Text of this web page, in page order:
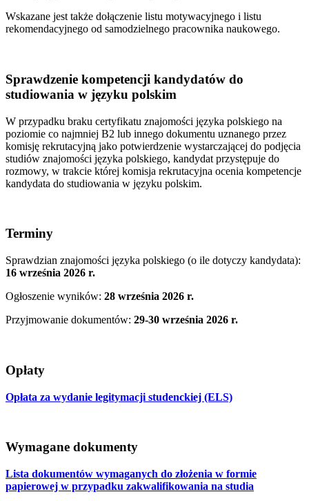
Wskazane jest także dołączenie listu motywacyjnego i listu
rekomendacyjnego od samodzielnego pracownika naukowego.
Sprawdzenie kompetencji kandydatów do
studiowania w języku polskim
W przypadku braku certyfikatu znajomości języka polskiego na
poziomie co najmniej B2 lub innego dokumentu uznanego przez
komisję rekrutacyjną jako potwierdzenie wystarczającej do podjęcia
studiów znajomości języka polskiego, kandydat przystępuje do
rozmowy, w trakcie której komisja rekrutacyjna ocenia kompetencje
kandydata do studiowania w języku polskim.
Terminy
Sprawdzian znajomości języka polskiego (o ile dotyczy kandydata):
16 września 2026 r.
Ogłoszenie wyników: 28 września 2026 r.
Przyjmowanie dokumentów: 29-30 września 2026 r.
Opłaty
Opłata za wydanie legitymacji studenckiej (ELS)
Wymagane dokumenty
Lista dokumentów wymaganych do złożenia w formie
papierowej w przypadku zakwalifikowania na studia